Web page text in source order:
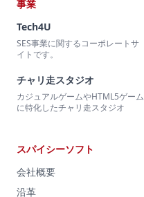
事業
Tech4U
SES事業に関するコーポレートサ
イトです。
チャリ走スタジオ
カジュアルゲームやHTML5ゲーム
に特化したチャリ走スタジオ
スパイシーソフト
会社概要
沿革